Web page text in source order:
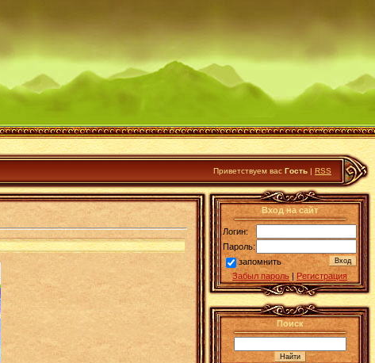
Приветствуем вас Гость | RSS
Вход на сайт
Логин:
Пароль:
запомнить
Забыл пароль | Регистрация
Поиск